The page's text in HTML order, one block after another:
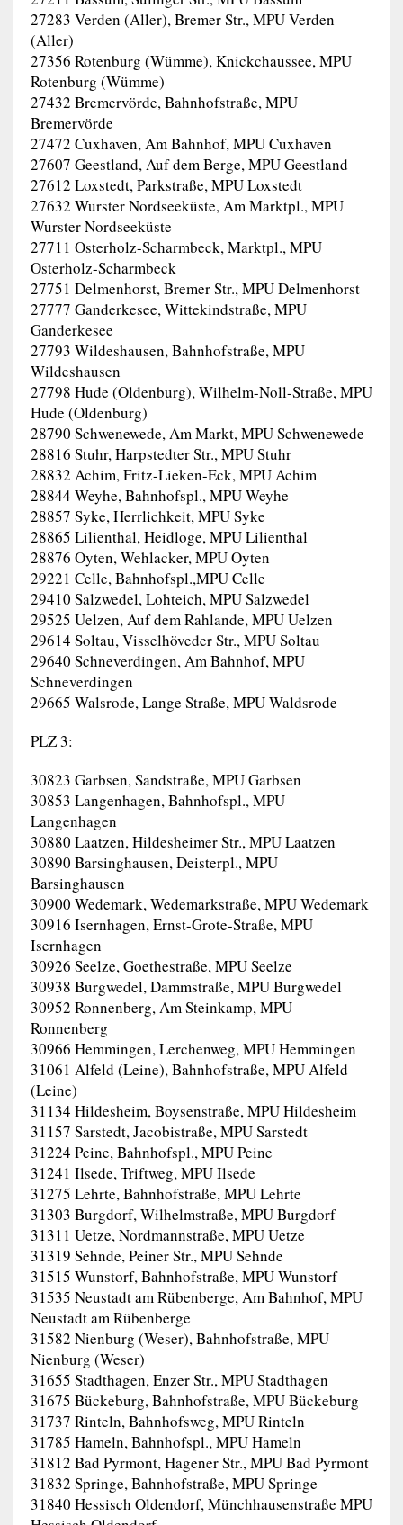
27283 Verden (Aller), Bremer Str., MPU Verden
(Aller)
27356 Rotenburg (Wümme), Knickchaussee, MPU
Rotenburg (Wümme)
27432 Bremervörde, Bahnhofstraße, MPU
Bremervörde
27472 Cuxhaven, Am Bahnhof, MPU Cuxhaven
27607 Geestland, Auf dem Berge, MPU Geestland
27612 Loxstedt, Parkstraße, MPU Loxstedt
27632 Wurster Nordseeküste, Am Marktpl., MPU
Wurster Nordseeküste
27711 Osterholz-Scharmbeck, Marktpl., MPU
Osterholz-Scharmbeck
27751 Delmenhorst, Bremer Str., MPU Delmenhorst
27777 Ganderkesee, Wittekindstraße, MPU
Ganderkesee
27793 Wildeshausen, Bahnhofstraße, MPU
Wildeshausen
27798 Hude (Oldenburg), Wilhelm-Noll-Straße, MPU
Hude (Oldenburg)
28790 Schwenewede, Am Markt, MPU Schwenewede
28816 Stuhr, Harpstedter Str., MPU Stuhr
28832 Achim, Fritz-Lieken-Eck, MPU Achim
28844 Weyhe, Bahnhofspl., MPU Weyhe
28857 Syke, Herrlichkeit, MPU Syke
28865 Lilienthal, Heidloge, MPU Lilienthal
28876 Oyten, Wehlacker, MPU Oyten
29221 Celle, Bahnhofspl.,MPU Celle
29410 Salzwedel, Lohteich, MPU Salzwedel
29525 Uelzen, Auf dem Rahlande, MPU Uelzen
29614 Soltau, Visselhöveder Str., MPU Soltau
29640 Schneverdingen, Am Bahnhof, MPU
Schneverdingen
29665 Walsrode, Lange Straße, MPU Waldsrode
PLZ 3:
30823 Garbsen, Sandstraße, MPU Garbsen
30853 Langenhagen, Bahnhofspl., MPU
Langenhagen
30880 Laatzen, Hildesheimer Str., MPU Laatzen
30890 Barsinghausen, Deisterpl., MPU
Barsinghausen
30900 Wedemark, Wedemarkstraße, MPU Wedemark
30916 Isernhagen, Ernst-Grote-Straße, MPU
Isernhagen
30926 Seelze, Goethestraße, MPU Seelze
30938 Burgwedel, Dammstraße, MPU Burgwedel
30952 Ronnenberg, Am Steinkamp, MPU
Ronnenberg
30966 Hemmingen, Lerchenweg, MPU Hemmingen
31061 Alfeld (Leine), Bahnhofstraße, MPU Alfeld
(Leine)
31134 Hildesheim, Boysenstraße, MPU Hildesheim
31157 Sarstedt, Jacobistraße, MPU Sarstedt
31224 Peine, Bahnhofspl., MPU Peine
31241 Ilsede, Triftweg, MPU Ilsede
31275 Lehrte, Bahnhofstraße, MPU Lehrte
31303 Burgdorf, Wilhelmstraße, MPU Burgdorf
31311 Uetze, Nordmannstraße, MPU Uetze
31319 Sehnde, Peiner Str., MPU Sehnde
31515 Wunstorf, Bahnhofstraße, MPU Wunstorf
31535 Neustadt am Rübenberge, Am Bahnhof, MPU
Neustadt am Rübenberge
31582 Nienburg (Weser), Bahnhofstraße, MPU
Nienburg (Weser)
31655 Stadthagen, Enzer Str., MPU Stadthagen
31675 Bückeburg, Bahnhofstraße, MPU Bückeburg
31737 Rinteln, Bahnhofsweg, MPU Rinteln
31785 Hameln, Bahnhofspl., MPU Hameln
31812 Bad Pyrmont, Hagener Str., MPU Bad Pyrmont
31832 Springe, Bahnhofstraße, MPU Springe
31840 Hessisch Oldendorf, Münchhausenstraße MPU